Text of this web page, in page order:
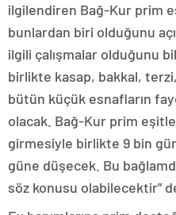
ilgilendiren Bağ-Kur prim
bunlardan biri olduğunu
ilgili çalışmalar olduğunu
birlikte kasap, bakkal,
bütün küçük esnafların
olacak. Bağ-Kur prim
girmesiyle birlikte 9 bin
güne düşecek. Bu
söz konusu olabilecektir”